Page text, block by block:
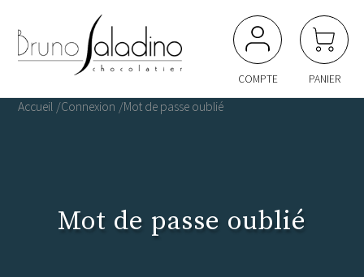
COMPTE PANIER
Accueil Connexion Mot de passe oublié
Mot de passe oublié
Panneau de gestion des cookies